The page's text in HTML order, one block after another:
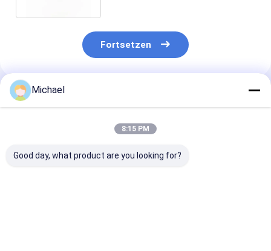
Fortsetzen
Empfohlene Produkte
Michael
8:15 PM
Good day, what product are you looking for?